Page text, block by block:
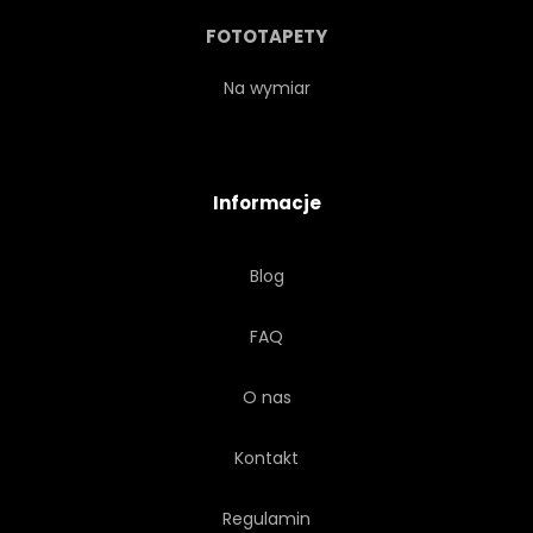
FOTOTAPETY
Na wymiar
Informacje
Blog
FAQ
O nas
Kontakt
Regulamin